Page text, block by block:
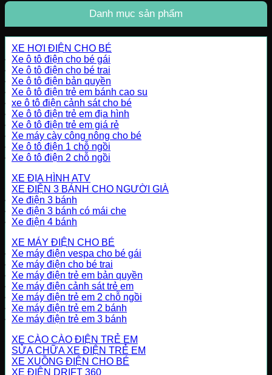
Danh mục sản phẩm
XE HƠI ĐIỆN CHO BÉ
Xe ô tô điện cho bé gái
Xe ô tô điện cho bé trai
Xe ô tô điện bản quyền
Xe ô tô điện trẻ em bánh cao su
xe ô tô điện cảnh sát cho bé
Xe ô tô điện trẻ em địa hình
Xe ô tô điện trẻ em giá rẻ
Xe máy cày công nông cho bé
Xe ô tô điện 1 chỗ ngồi
Xe ô tô điện 2 chỗ ngồi
XE ĐỊA HÌNH ATV
XE ĐIỆN 3 BÁNH CHO NGƯỜI GIÀ
Xe điện 3 bánh
Xe điện 3 bánh có mái che
Xe điện 4 bánh
XE MÁY ĐIỆN CHO BÉ
Xe máy điện vespa cho bé gái
Xe máy điện cho bé trai
Xe máy điện trẻ em bản quyền
Xe máy điện cảnh sát trẻ em
Xe máy điện trẻ em 2 chỗ ngồi
Xe máy điện trẻ em 2 bánh
Xe máy điện trẻ em 3 bánh
XE CÀO CÀO ĐIỆN TRẺ EM
SỬA CHỮA XE ĐIỆN TRẺ EM
XE XUỒNG ĐIỆN CHO BÉ
XE ĐIỆN DRIFT 360